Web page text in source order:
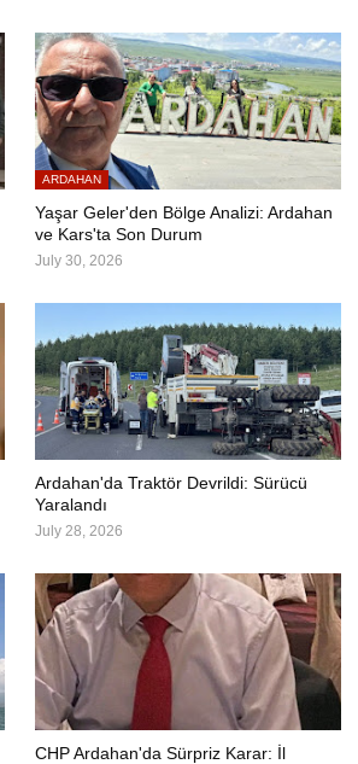
ARDAHAN
Yaşar Geler'den Bölge Analizi: Ardahan
ve Kars'ta Son Durum
July 30, 2026
Ardahan'da Traktör Devrildi: Sürücü
Yaralandı
July 28, 2026
CHP Ardahan'da Sürpriz Karar: İl